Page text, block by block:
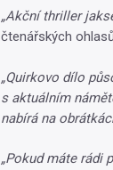
„Akční thriller
čtenářských
„Quirkovo dílo
s aktuálním
nabírá na
„Pokud máte rádi